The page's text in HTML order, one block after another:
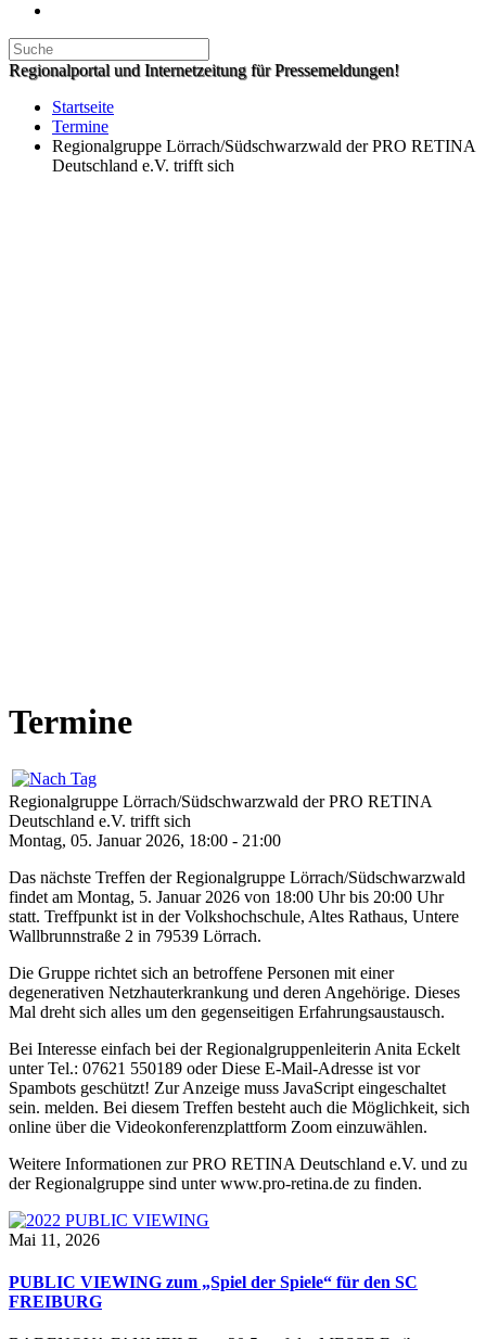
Regionalportal und Internetzeitung für Pressemeldungen!
Startseite
Termine
Regionalgruppe Lörrach/Südschwarzwald der PRO RETINA
Deutschland e.V. trifft sich
Termine
Regionalgruppe Lörrach/Südschwarzwald der PRO RETINA
Deutschland e.V. trifft sich
Montag, 05. Januar 2026, 18:00 - 21:00
Das nächste Treffen der Regionalgruppe Lörrach/Südschwarzwald
findet am Montag, 5. Januar 2026 von 18:00 Uhr bis 20:00 Uhr
statt. Treffpunkt ist in der Volkshochschule, Altes Rathaus, Untere
Wallbrunnstraße 2 in 79539 Lörrach.
Die Gruppe richtet sich an betroffene Personen mit einer
degenerativen Netzhauterkrankung und deren Angehörige. Dieses
Mal dreht sich alles um den gegenseitigen Erfahrungsaustausch.
Bei Interesse einfach bei der Regionalgruppenleiterin Anita Eckelt
unter Tel.: 07621 550189 oderDiese E-Mail-Adresse ist vor
Spambots geschützt! Zur Anzeige muss JavaScript eingeschaltet
sein. melden. Bei diesem Treffen besteht auch die Möglichkeit, sich
online über die Videokonferenzplattform Zoom einzuwählen.
Weitere Informationen zur PRO RETINA Deutschland e.V. und zu
der Regionalgruppe sind unter www.pro-retina.de zu finden.
Mai 11, 2026
PUBLIC VIEWING zum „Spiel der Spiele“ für den SC
FREIBURG